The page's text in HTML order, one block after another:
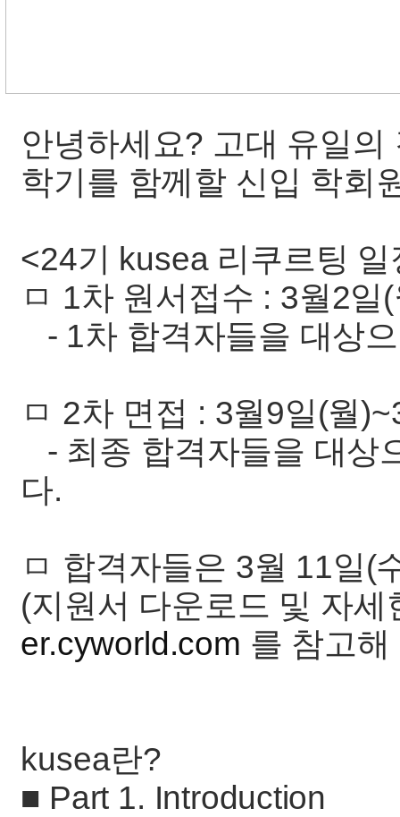
안녕하세요? 고대 유일
학기를 함께할 신입 학회
<24기 kusea 리쿠르팅 일
ㅁ 1차 원서접수 : 3월2
- 1차 합격자들을 대상
ㅁ 2차 면접 : 3월9일(월
- 최종 합격자들을 대상
다.
ㅁ 합격자들은 3월 11일(
(지원서 다운로드 및 자
er.cyworld.com 를 참고
kusea란?
■ Part 1. Introduction